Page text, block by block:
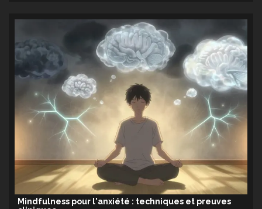
Mindfulness pour l'anxiété : techniques et preuves